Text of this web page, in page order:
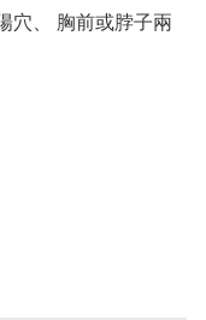
穴、 胸前或脖子兩